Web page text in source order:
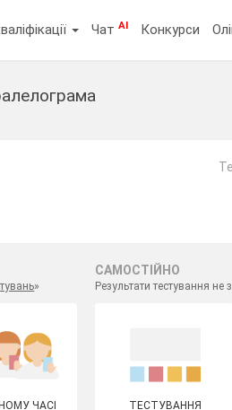
ЧатAI Конкурси
»
САМОСТІЙНО
Результати тестування не
ЧАСІ ТЕСТУВАННЯ